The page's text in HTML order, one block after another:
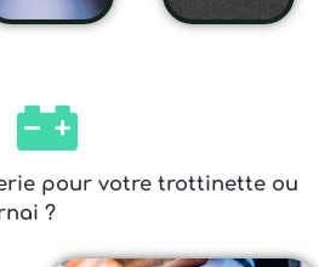
pour votre trottinette ou
?